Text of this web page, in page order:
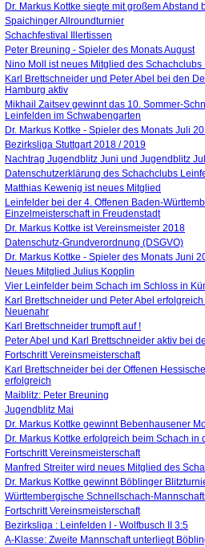
Dr. Markus Kottke siegte mit großem
Spaichinger Allroundturnier
Schachfestival Illertissen
Peter Breuning - Spieler des Monats August
Nino Moll ist neues Mitglied des
Karl Brettschneider und Peter Abel bei den
Hamburg aktiv
Mikhail Zaitsev gewinnt das 10. Sommer-
Leinfelden im Schwabengarten
Dr. Markus Kottke - Spieler des Monats Juli
Bezirksliga Stuttgart 2018 / 2019
Nachtrag Jugendblitz Juni und Jugendblitz
Datenschutzerklärung des Schachclubs
Matthias Kewenig ist neues Mitglied
Leinfelder bei der 4. Offenen Baden-
Einzelmeisterschaft in Freudenstadt
Dr. Markus Kottke ist Vereinsmeister 2018
Datenschutz-Grundverordnung (DSGVO)
Dr. Markus Kottke - Spieler des Monats Juni
Neues Mitglied Julius Kopplin
Vier Leinfelder beim Schach im Schloss in
Karl Brettschneider und Peter Abel
Neuenahr
Karl Brettschneider trumpft auf !
Peter Abel und Karl Brettschneider aktiv bei
Fortschritt Vereinsmeisterschaft
Karl Brettschneider bei der Offenen
erfolgreich
Maiblitz: Peter Breuning
Jugendblitz Mai
Dr. Markus Kottke gewinnt Bebenhausener
Dr. Markus Kottke erfolgreich beim Schach
Fortschritt Vereinsmeisterschaft
Manfred Streiter wird neues Mitglied des
Dr. Markus Kottke gewinnt Böblinger
Württembergische Schnellschach-
Fortschritt Vereinsmeisterschaft
Bezirksliga : Leinfelden I - Wolfbusch II 3:5
A-Klasse: Zweite Mannschaft unterliegt